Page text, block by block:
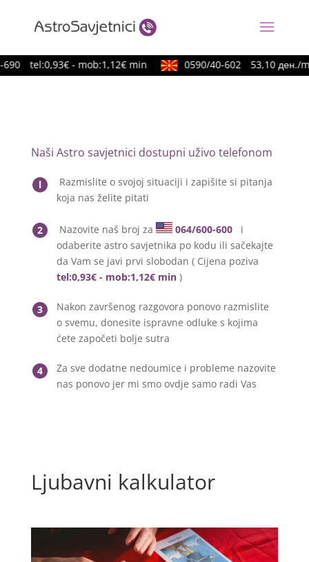
tel:0,93€ - mob:1,12€ min 0590/40-602 53,10 ден./
Naši Astro savjetnici dostupni uživo telefonom
l
Razmislite o svojoj situaciji i zapišite si pitanja
koja nas želite pitati
2 Nazovite naš broj za 064/600-600
i
odaberite astro savjetnika po kodu ili sačekajte
da Vam se javi prvi slobodan ( Cijena poziva
tel:0,93€ - mob:1,12€ min )
3
Nakon završenog razgovora ponovo razmislite
o svemu, donesite ispravne odluke s kojima
ćete započeti bolje sutra
4
Za sve dodatne nedoumice i probleme nazovite
nas ponovo jer mi smo ovdje samo radi Vas
Ljubavni kalkulator